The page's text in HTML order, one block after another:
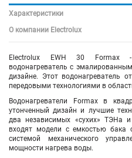
Характеристики
О компании Electrolux
Electrolux EWH 30 Formax -
водонагреватель с
дизайне. Этот водонагреватель
передовыми технологиями в
Водонагреватели Formax в
утонченный дизайн и лучшие
два независимых «сухих» ТЭНа
входят модели с емкостью
системой механического
мощности нагрева воды.